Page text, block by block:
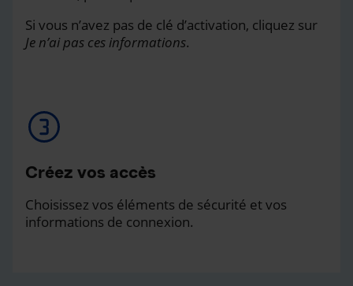
Si vous n’avez pas de clé d’activation, cliquez sur
Je n’ai pas ces informations.
Créez vos accès
Choisissez vos éléments de sécurité et vos
informations de connexion.